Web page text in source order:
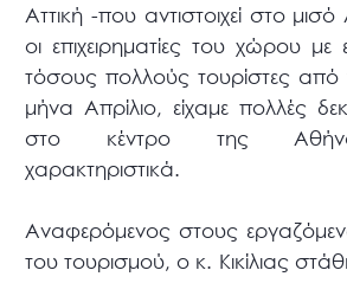
Αττική -που αντιστοιχεί στο
οι επιχειρηματίες του χώρου με
τόσους πολλούς τουρίστες από
μήνα Απρίλιο, είχαμε πολλές
στο κέντρο της
χαρακτηριστικά.
Αναφερόμενος στους
του τουρισμού, ο κ. Κικίλιας